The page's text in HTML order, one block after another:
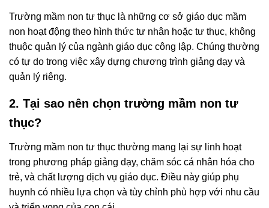
Trường mầm non tư thục là những cơ sở giáo dục mầm
non hoạt động theo hình thức tư nhân hoặc tư thục, không
thuộc quản lý của ngành giáo dục công lập. Chúng thường
có tự do trong việc xây dựng chương trình giảng dạy và
quản lý riêng.
2. Tại sao nên chọn trường mầm non tư
thục?
Trường mầm non tư thục thường mang lại sự linh hoạt
trong phương pháp giảng dạy, chăm sóc cá nhân hóa cho
trẻ, và chất lượng dịch vụ giáo dục. Điều này giúp phụ
huynh có nhiều lựa chọn và tùy chỉnh phù hợp với nhu cầu